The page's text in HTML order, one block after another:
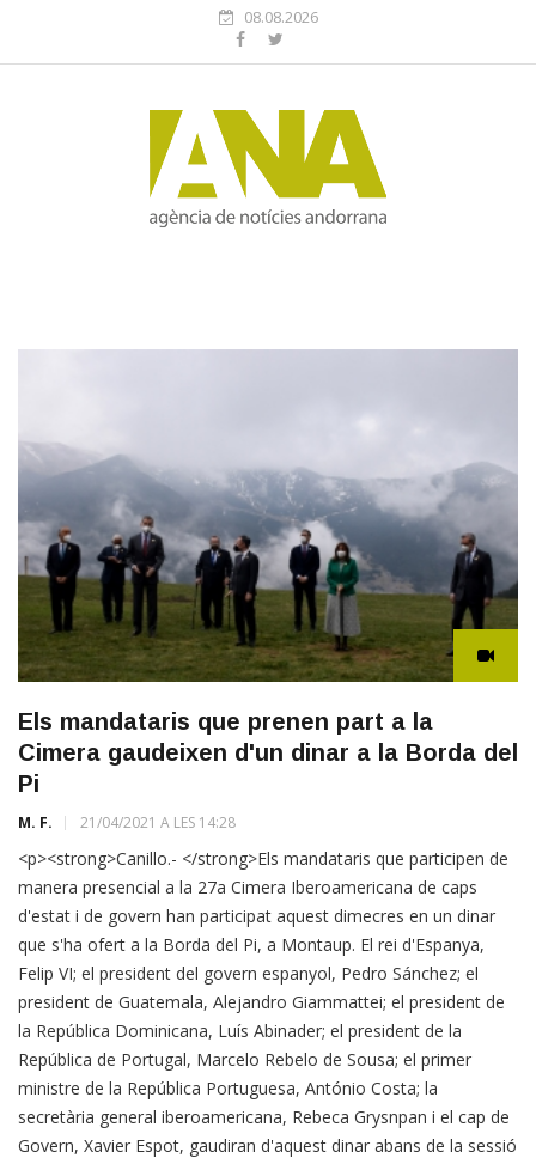
08.08.2026
Els mandataris que prenen part a la
Cimera gaudeixen d'un dinar a la Borda del
Pi
M. F. 21/04/2021 A LES 14:28
<p><strong>Canillo.- </strong>Els mandataris que participen de
manera presencial a la 27a Cimera Iberoamericana de caps
d'estat i de govern han participat aquest dimecres en un dinar
que s'ha ofert a la Borda del Pi, a Montaup. El rei d'Espanya,
Felip VI; el president del govern espanyol, Pedro Sánchez; el
president de Guatemala, Alejandro Giammattei; el president de
la República Dominicana, Luís Abinader; el president de la
República de Portugal, Marcelo Rebelo de Sousa; el primer
ministre de la República Portuguesa, António Costa; la
secretària general iberoamericana, Rebeca Grysnpan i el cap de
Govern, Xavier Espot, gaudiran d'aquest dinar abans de la sessió